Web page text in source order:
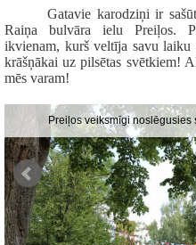
Gatavie karodziņi ir
Raiņa bulvāra ielu Preiļos.
ikvienam, kurš veltīja savu
krāšņākai uz pilsētas svētkiem!
mēs varam!
Preiļos veiksmīgi